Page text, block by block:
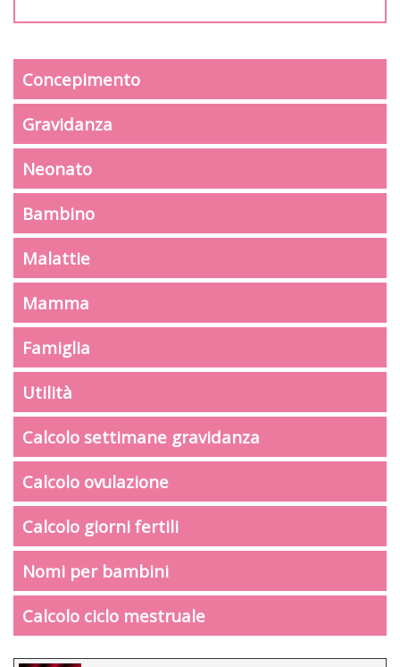
Concepimento
Gravidanza
Neonato
Bambino
Malattie
Mamma
Famiglia
Utilità
Calcolo settimane gravidanza
Calcolo ovulazione
Calcolo giorni fertili
Nomi per bambini
Calcolo ciclo mestruale